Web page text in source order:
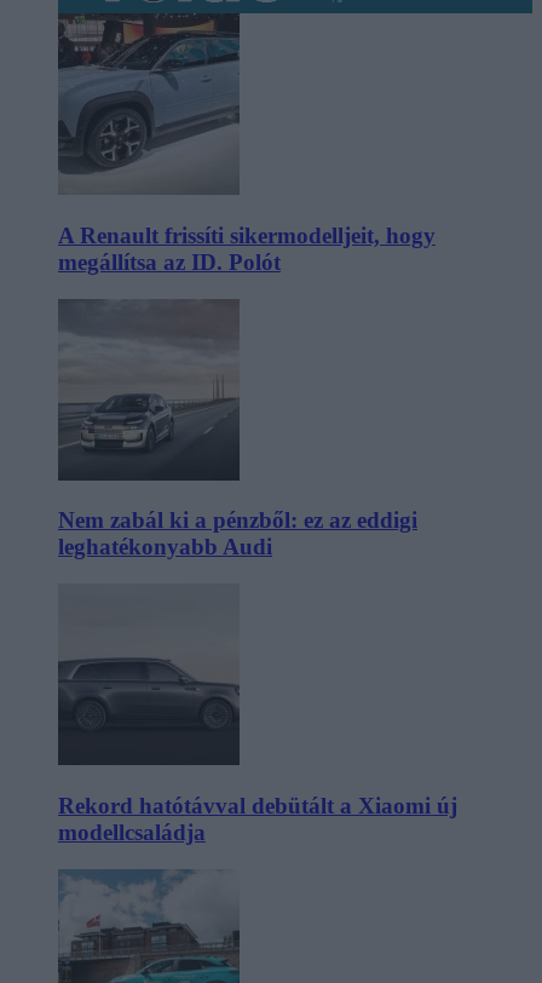
A Renault frissíti sikermodelljeit, hogy
megállítsa az ID. Polót
Nem zabál ki a pénzből: ez az eddigi
leghatékonyabb Audi
Rekord hatótávval debütált a Xiaomi új
modellcsaládja